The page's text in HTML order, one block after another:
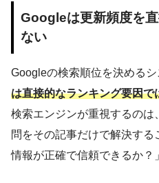
Googleは更新頻度を
ない
Googleの検索順位を決めるシ
は直接的なランキング要因で
検索エンジンが重視するの
問をその記事だけで解決す
情報が正確で信頼できるか？